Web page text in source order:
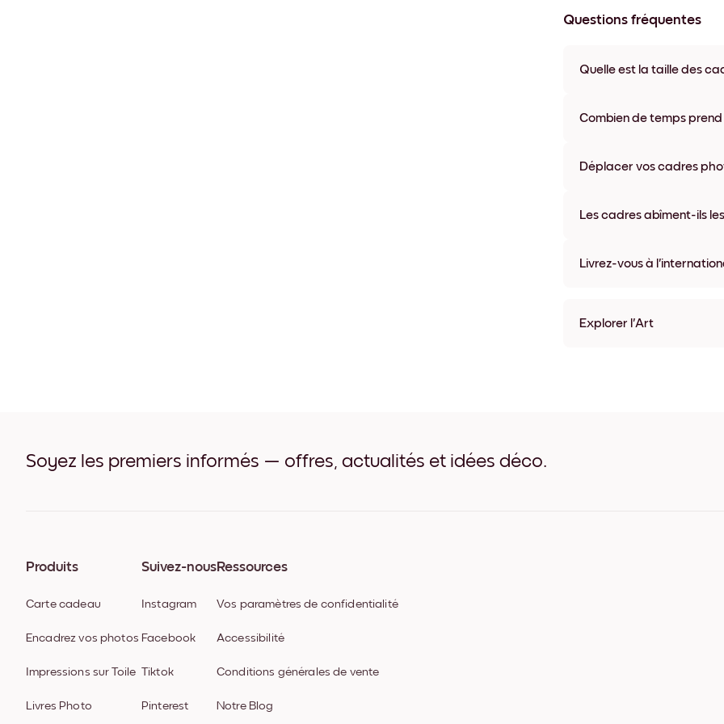
Questions fréquentes
Quelle est la taille des
coloris disponibles, y compris
Combien de temps prend
semaine. Livraison express
Déplacer vos cadres
abîmer vos murs.
Les cadres abîment-ils
Livrez-vous à
Explorer l'Art
Soyez les premiers informés — offres, actualités et idées déco.
Produits
Carte cadeau
Encadrez vos photos
Impressions sur Toile
Livres Photo
Suivez-nous
Instagram
Facebook
Tiktok
Pinterest
Ressources
Vos paramètres de confidentialité
Accessibilité
Conditions générales de vente
Notre Blog